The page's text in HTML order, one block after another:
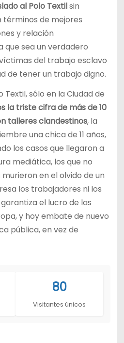
al Polo Textilsin
de mejores
y relación
que sea un verdadero
del trabajo esclavo
de tener un trabajo digno.
Textil, sólo en la Ciudad de
la triste cifra de más de 10
talleres clandestinos, la
una chica de 11 años,
los casos que llegaron a
mediática, los que no
en el olvido de un
los trabajadores ni los
el lucro de las
y hoy embate de nuevo
pública, en vez de
80
Visitantes únicos